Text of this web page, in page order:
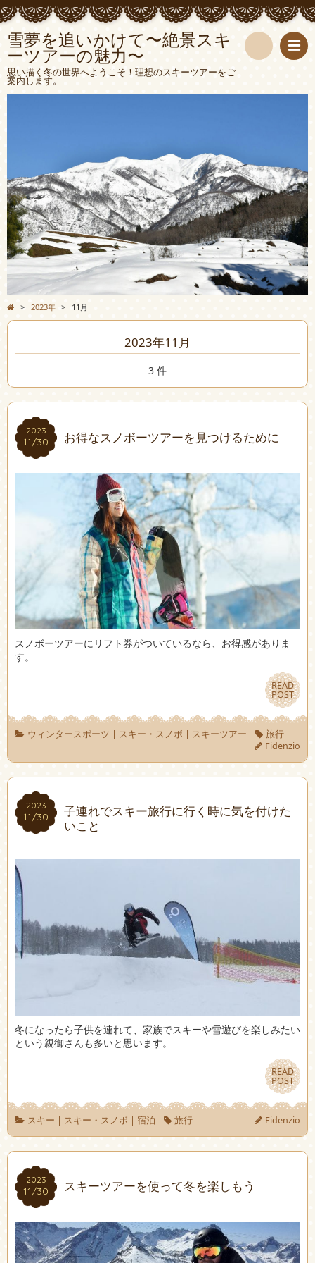
雪夢を追いかけて〜絶景スキ
ーツアーの魅力〜
思い描く冬の世界へようこそ！理想のスキーツアーをご
案内します。
> 2023年 > 11月
2023年11月
3 件
2023
11/30
2023
11/30 お得なスノボーツアーを見つけるために
スノボーツアーにリフト券がついているなら、お得感がありま
す。
READ
POST
READ
POST
ウィンタースポーツ | スキー・スノボ | スキーツアー
旅行
Fidenzio
2023
11/30
2023
11/30
子連れでスキー旅行に行く時に気を付けた
いこと
冬になったら子供を連れて、家族でスキーや雪遊びを楽しみたい
という親御さんも多いと思います。
READ
POST
READ
POST
スキー | スキー・スノボ | 宿泊 旅行 Fidenzio
2023
11/30
2023
11/30 スキーツアーを使って冬を楽しもう